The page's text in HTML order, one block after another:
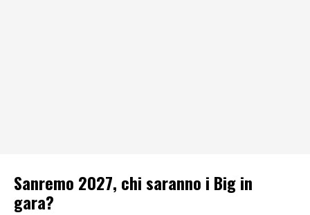
Sanremo 2027, chi saranno i Big in
gara?